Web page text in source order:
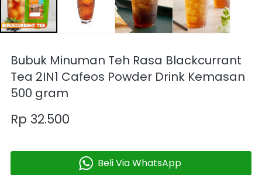
Bubuk Minuman Teh Rasa Blackcurrant
Tea 2IN1 Cafeos Powder Drink Kemasan
500 gram
Rp 32.500
` Beli Via WhatsApp